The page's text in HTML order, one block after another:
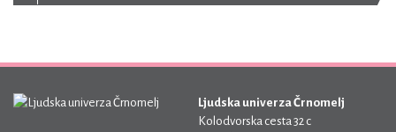
Ljudska univerza Črnomelj
Kolodvorska cesta 32 c